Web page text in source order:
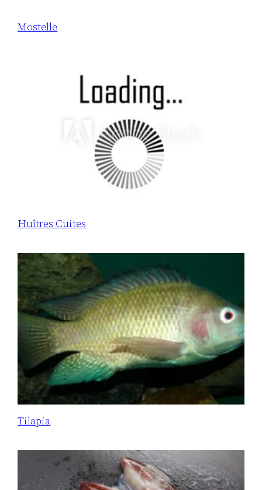
Mostelle
Huîtres Cuites
Tilapia